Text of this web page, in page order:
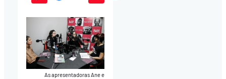
Play Mute
As apresentadoras Ane e